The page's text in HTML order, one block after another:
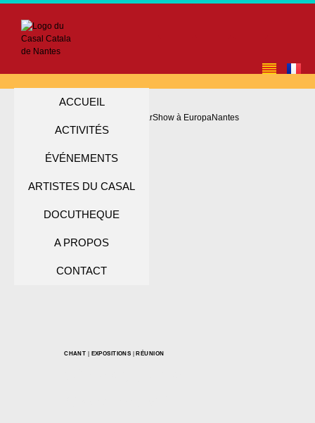
ACCUEIL
ACTIVITÉS
ÉVÉNEMENTS
ARTISTES DU CASAL
DOCUTHEQUE
A PROPOS
CONTACT
CHANT | EXPOSITIONS |RÉUNION